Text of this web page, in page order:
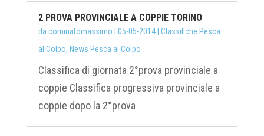
2 PROVA PROVINCIALE A COPPIE TORINO
da cominatomassimo 05-05-2014| Classifiche Pesca
al Colpo, News Pesca al Colpo
Classifica di giornata 2°prova provinciale a
coppie Classifica progressiva provinciale a
coppie dopo la 2°prova